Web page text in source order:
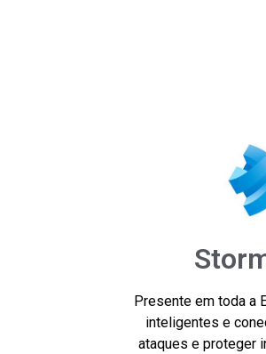
Presente em toda a
inteligentes e
ataques e proteger